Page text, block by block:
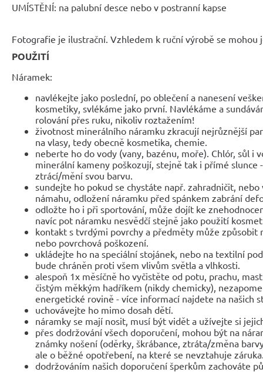
UMÍSTĚNÍ: na palubní desce nebo v postranní kapse
Fotografie je ilustrační. Vzhledem k ruční výrobě se
POUŽITÍ
Náramek:
navlékejte jako poslední, po oblečení a nanesení
kosmetiky, svlékáme jako první. Navlékáme a
rolování přes ruku, nikoliv roztažením!
životnost minerálního náramku zkracují nejrůznější
na vlasy, tedy obecně kosmetika, chemie.
neberte ho do vody (vany, bazénu, moře). Chlór, sůl i
minerální kameny poškozují, stejně tak i přímé slunce
ztrácí/mění svou barvu.
sundejte ho pokud se chystáte např. zahradničit,
námahu, odložení náramku před spánkem zabrání
odložte ho i při sportování, může dojít ke
navíc pot náramku nesvědčí stejně jako použití
kontakt s tvrdými povrchy a předměty může způsobit
nebo povrchová poškození.
ukládejte ho na speciální stojánek, nebo na textilní
bude chráněn proti všem vlivům světla a vlhkosti.
alespoň 1x měsíčně ho vyčistěte od potu, prachu,
čistým měkkým hadříkem (nikdy chemicky),
energetické rovině - více informací najdete na našich
uchovávejte ho mimo dosah dětí.
náramky se mají nosit, musí být vidět a užívejte si
přes dodržování všech doporučení, mohou být na
známky nošení (oděrky, škrábance, ztráta/změna
ale o běžné opotřebení, na které se nevztahuje
dodržováním našich doporučení šperkům zachováte